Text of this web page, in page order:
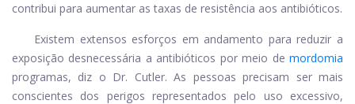
contribui para aumentar as taxas de resistência aos antibióticos.
Existem extensos esforços em andamento para reduzir a
exposição desnecessária a antibióticos por meio de mordomia
programas, diz o Dr. Cutler. As pessoas precisam ser mais
conscientes dos perigos representados pelo uso excessivo,